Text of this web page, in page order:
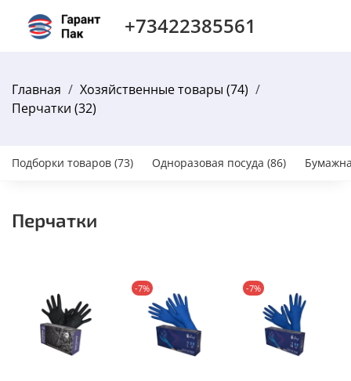
+73422385561
Главная
Хозяйственные товары (74)
Перчатки (32)
Подборки товаров (73) Одноразовая посуда (86)
Перчатки
-7% -7%